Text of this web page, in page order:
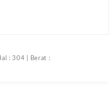
: 304 | Berat :